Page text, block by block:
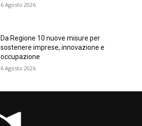
6 Agosto 2026
Da Regione 10 nuove misure per
sostenere imprese, innovazione e
occupazione
6 Agosto 2026